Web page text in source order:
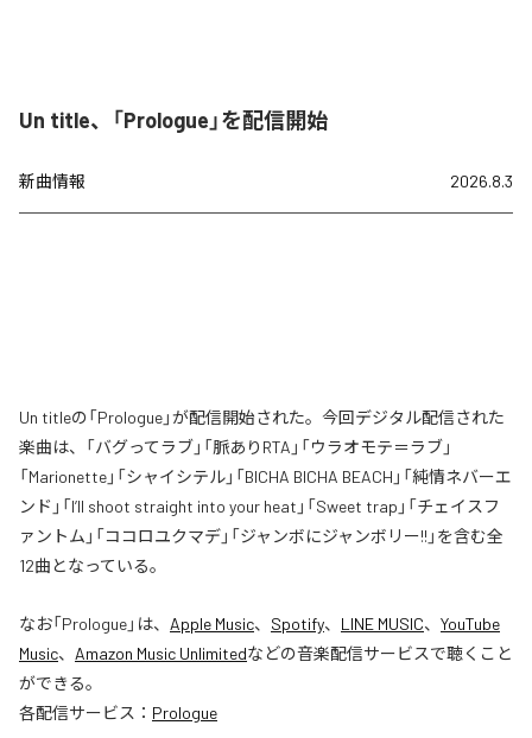
Un title、「Prologue」を配信開始
新曲情報 2026.8.3
Un titleの「Prologue」が配信開始された。今回デジタル配信された
楽曲は、「バグってラブ」「脈ありRTA」「ウラオモテ＝ラブ」
「Marionette」「シャイシテル」「BICHA BICHA BEACH」「純情ネバーエ
ンド」「I’ll shoot straight into your heat」「Sweet trap」「チェイスフ
ァントム」「ココロユクマデ」「ジャンボにジャンボリー!!」を含む全
12曲となっている。
なお「Prologue」は、 Apple Music、 Spotify、 LINE MUSIC、 YouTube
Music、 Amazon Music Unlimitedなどの音楽配信サービスで聴くこと
ができる。
各配信サービス： Prologue